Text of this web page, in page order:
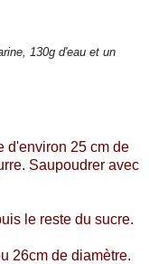
130g d'eau et un
d'environ 25 cm de
Saupoudrer avec
le reste du sucre.
26cm de diamètre.